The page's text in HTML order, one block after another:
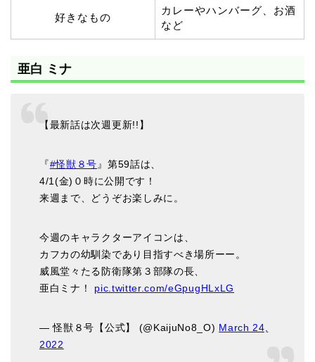
好きなもの
カレーやハンバーグ、お酒
など
亜白 ミナ
【最新話は次週更新!!】
『#怪獣８号 』第59話は、
4/1(金)０時に公開です！
来週まで、どうぞお楽しみに。
今週のキャラクターアイコンは、
カフカの幼馴染であり目指すべき場所ーー。
威風堂々たる防衛隊第３部隊の長、
亜白ミナ！ pic.twitter.com/eGpugHLxLG
— 怪獣８号【公式】 (@KaijuNo8_O) March 24,
2022